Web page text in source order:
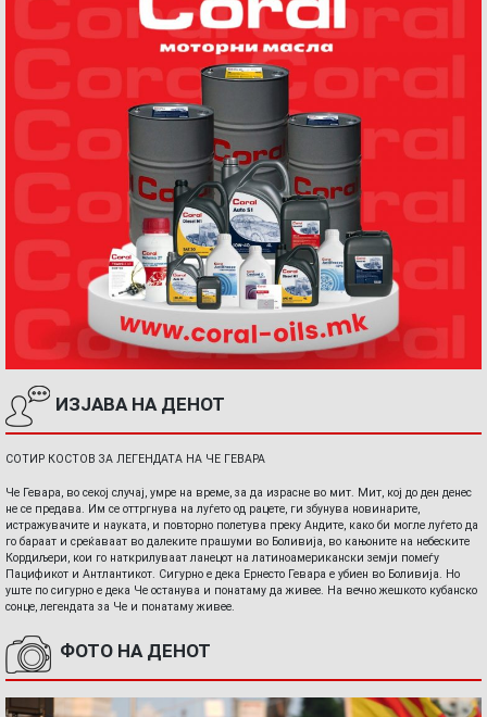
ИЗЈАВА НА ДЕНОТ
СОТИР КОСТОВ ЗА ЛЕГЕНДАТА НА ЧЕ ГЕВАРА
Че Гевара, во секој случај, умре на време, за да израсне во мит. Мит, кој до ден денес
не се предава. Им се оттргнува на луѓето од рацете, ги збунува новинарите,
истражувачите и науката, и повторно полетува преку Андите, како би могле луѓето да
го бараат и среќаваат во далеките прашуми во Боливија, во кањоните на небеските
Кордиљери, кои го наткрилуваат ланецот на латиноамерикански земји помеѓу
Пацификот и Антлантикот. Сигурно е дека Ернесто Гевара е убиен во Боливија. Но
уште по сигурно е дека Че останува и понатаму да живее. На вечно жешкото кубанско
сонце, легендата за Че и понатаму живее.
ФОТО НА ДЕНОТ